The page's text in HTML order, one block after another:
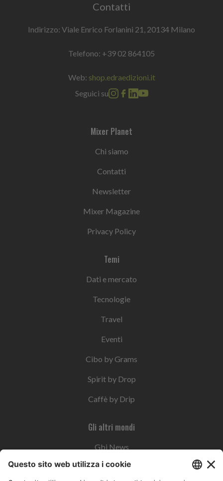
Contatti
Indirizzo: Viale Enrico Forlanini 21, 20134 Milano
Telefono: +39 02 864105
Web: shop.edraedizioni.it
Seguici su
Mixer Planet
Chi siamo
Contatti
Newsletter
Mixer Magazine
Privacy Policy
Temi
Dati e mercato
Tecnologie
Travel
Eventi
Cibo by Grams
Spirit by Drop
Caffè by Drip
Gli altri mondi
Gbi News
Instoremag